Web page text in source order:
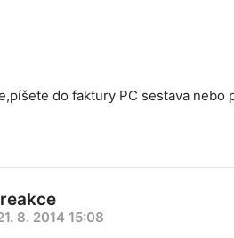
do faktury PC sestava nebo
8. 2014 15:08